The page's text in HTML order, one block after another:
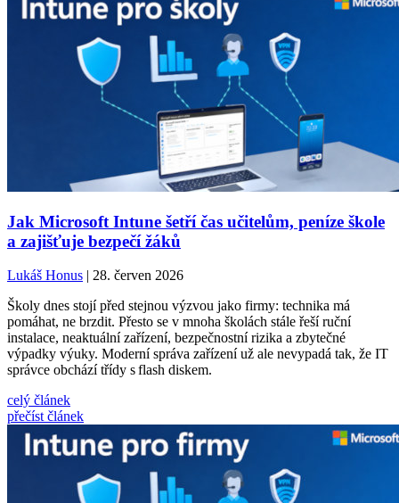
Jak Microsoft Intune šetří čas učitelům, peníze škole
a zajišťuje bezpečí žáků
Lukáš Honus | 28. červen 2026
Školy dnes stojí před stejnou výzvou jako firmy: technika má
pomáhat, ne brzdit. Přesto se v mnoha školách stále řeší ruční
instalace, neaktuální zařízení, bezpečnostní rizika a zbytečné
výpadky výuky. Moderní správa zařízení už ale nevypadá tak, že IT
správce obchází třídy s flash diskem.
celý článek
přečíst článek